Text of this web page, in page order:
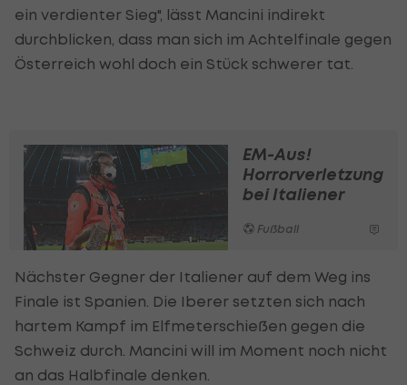
ein verdienter Sieg", lässt Mancini indirekt
durchblicken, dass man sich im Achtelfinale gegen
Österreich wohl doch ein Stück schwerer tat.
EM-Aus!
Horrorverletzung
bei Italiener
Fußball
Nächster Gegner der Italiener auf dem Weg ins
Finale ist Spanien. Die Iberer setzten sich nach
hartem Kampf im Elfmeterschießen gegen die
Schweiz durch. Mancini will im Moment noch nicht
an das Halbfinale denken.